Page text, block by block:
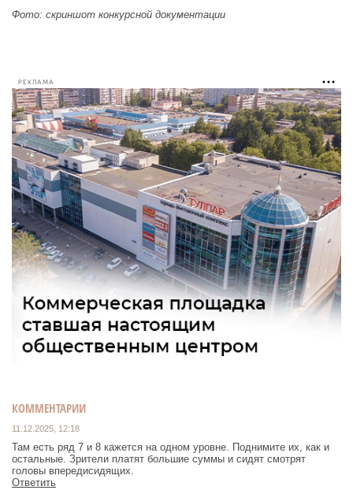
Фото: скриншот конкурсной документации
РЕКЛАМА
КОММЕНТАРИИ
11.12.2025, 12:18
Там есть ряд 7 и 8 кажется на одном уровне. Поднимите их, как и
остальные. Зрители платят большие суммы и сидят смотрят
головы впередисидящих.
Ответить